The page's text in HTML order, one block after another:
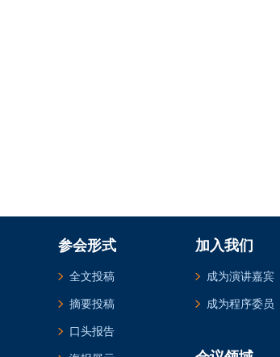
参会形式
全文投稿
摘要投稿
口头报告
加入我们
成为演讲嘉宾
成为程序委员